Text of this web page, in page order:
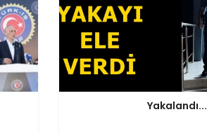
Yakalandı...